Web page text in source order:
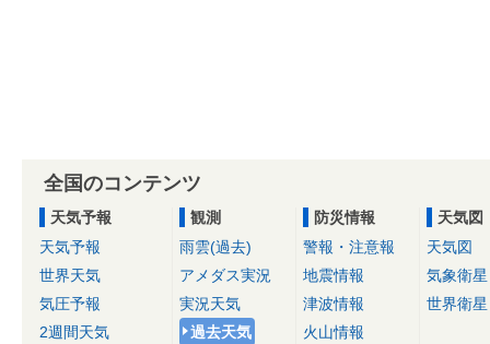
全国のコンテンツ
天気予報
天気予報
世界天気
気圧予報
2週間天気
観測
雨雲(過去)
アメダス実況
実況天気
過去天気
防災情報
警報・注意報
地震情報
津波情報
火山情報
天気図
天気図
気象衛星
世界衛星